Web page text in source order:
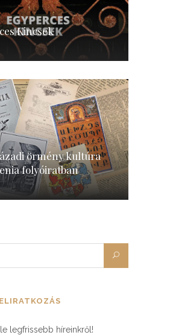
Kincsek
örmény kultúra
folyóiratban
legfrissebb híreinkről!